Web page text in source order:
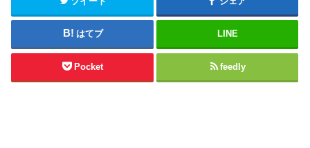
はてブ LINE
Pocket feedly